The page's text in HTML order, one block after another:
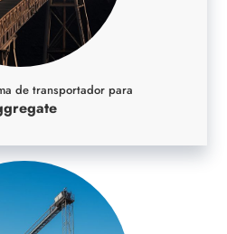
de transportador para